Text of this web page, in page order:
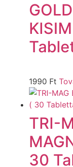
1990 Ft
TRI-
30